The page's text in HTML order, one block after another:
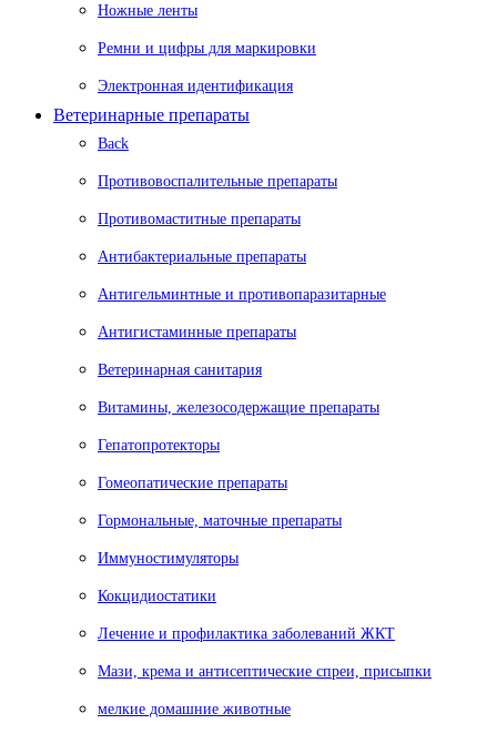
Ножные ленты
Ремни и цифры для маркировки
Электронная идентификация
Ветеринарные препараты
Back
Противовоспалительные препараты
Противомаститные препараты
Антибактериальные препараты
Антигельминтные и противопаразитарные
Антигистаминные препараты
Ветеринарная санитария
Витамины, железосодержащие препараты
Гепатопротекторы
Гомеопатические препараты
Гормональные, маточные препараты
Иммуностимуляторы
Кокцидиостатики
Лечение и профилактика заболеваний ЖКТ
Мази, крема и антисептические спреи, присыпки
мелкие домашние животные